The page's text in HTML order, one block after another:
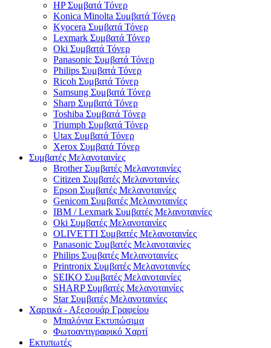
HP Συμβατά Τόνερ
Konica Minolta Συμβατά Τόνερ
Kyocera Συμβατά Τόνερ
Lexmark Συμβατά Τόνερ
Oki Συμβατά Τόνερ
Panasonic Συμβατά Τόνερ
Philips Συμβατά Τόνερ
Ricoh Συμβατά Τόνερ
Samsung Συμβατά Τόνερ
Sharp Συμβατά Τόνερ
Toshiba Συμβατά Τόνερ
Triumph Συμβατά Τόνερ
Utax Συμβατά Τόνερ
Xerox Συμβατά Τόνερ
Συμβατές Μελανοταινίες
Brother Συμβατές Μελανοταινίες
Citizen Συμβατές Μελανοταινίες
Epson Συμβατές Μελανοταινίες
Genicom Συμβατές Μελανοταινίες
IBM / Lexmark Συμβατές Μελανοταινίες
Oki Συμβατές Μελανοταινίες
OLIVETTI Συμβατές Μελανοταινίες
Panasonic Συμβατές Μελανοταινίες
Philips Συμβατές Μελανοταινίες
Printronix Συμβατές Μελανοταινίες
SEIKO Συμβατές Μελανοταινίες
SHARP Συμβατές Μελανοταινίες
Star Συμβατές Μελανοταινίες
Χαρτικά - Αξεσουάρ Γραφείου
Μπαλόνια Εκτυπώσιμα
Φωτοαντιγραφικό Χαρτί
Εκτυπωτές